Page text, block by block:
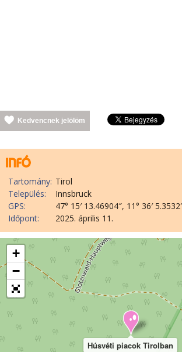
Kedvencnek jelölöm
Tartomány: Tirol
Település:
Innsbruck
GPS:
47° 15′ 13.46904″, 11° 36′
Időpont:
2025. április 11.
Húsvéti piacok Tirolban
+
−